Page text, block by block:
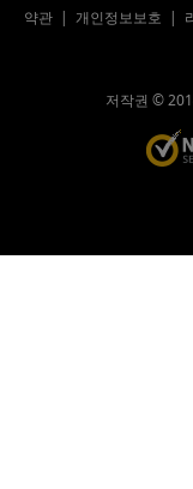
약관| 개인정보보호 |
저작권 ©